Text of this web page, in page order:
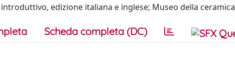
edizione italiana e inglese; Museo della ceramica
Scheda completa (DC)